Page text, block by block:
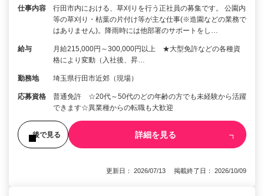
仕事内容
行田市内における、草刈りを行う正社員の募集です。 公園内
等の草刈り・枯葉の片付け等が主な仕事(※造園などの業務で
はありません)。降雨時には他部署のサポートをし…
給与
月給215,000円～300,000円以上 ★大型免許などの各種資
格により変動（入社後、昇…
勤務地 埼玉県行田市近郊（現場）
応募資格
普通免許 ☆20代～50代のどの年齢の方でも未経験から活躍
できます☆異業種からの転職も大歓迎
後で見る 詳細を見る
更新日： 2026/07/13 掲載終了日： 2026/10/09